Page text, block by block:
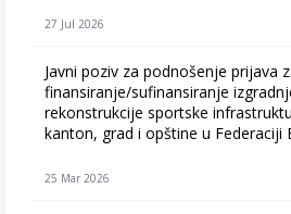
27 Jul 2026
Javni poziv za podnošenje prijava
finansiranje/sufinansiranje
rekonstrukcije sportske
kanton, grad i opštine u Federaciji
25 Mar 2026